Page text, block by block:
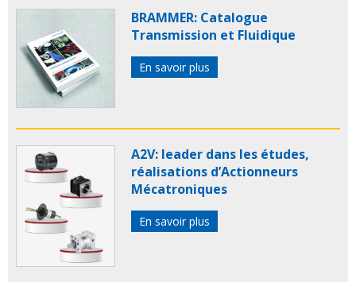
BRAMMER: Catalogue
Transmission et Fluidique
En savoir plus
A2V: leader dans les études,
réalisations d’Actionneurs
Mécatroniques
En savoir plus